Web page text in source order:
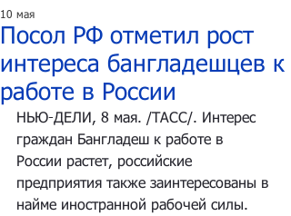
Посол РФ отметил рост
интереса бангладешцев к
работе в России
10 мая
НЬЮ-ДЕЛИ, 8 мая. /ТАСС/. Интерес
граждан Бангладеш к работе в
России растет, российские
предприятия также заинтересованы в
найме иностранной рабочей силы.